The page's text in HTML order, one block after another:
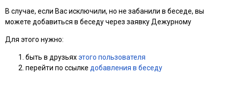
В случае, если Вас исключили, но не забанили в беседе, вы
можете добавиться в беседу через заявку Дежурному
Для этого нужно:
быть в друзьяхэтого пользователя
перейти по ссылке добавления в беседу